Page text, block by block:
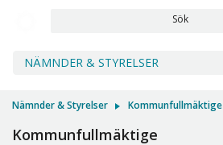
Sök
NÄMNDER & STYRELSER
Nämnder & Styrelser Kommunfullmäktige
Kommunfullmäktige